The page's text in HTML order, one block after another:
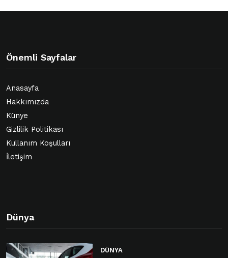
Önemli Sayfalar
Anasayfa
Hakkımızda
Künye
Gizlilik Politikası
Kullanım Koşulları
İletişim
Dünya
DÜNYA